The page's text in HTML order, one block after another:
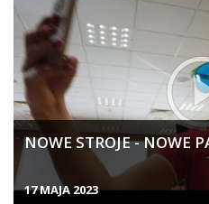
NOWE STROJE - NOWE
17 MAJA 2023